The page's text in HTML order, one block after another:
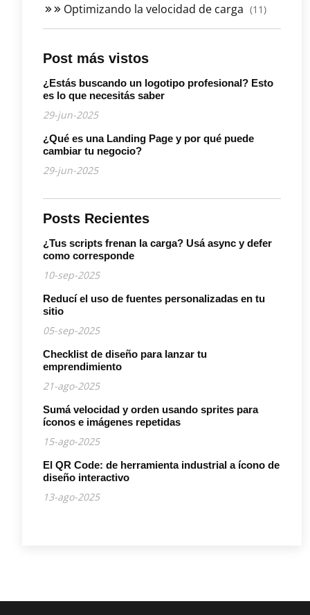
Optimizando la velocidad de carga (11)
Post más vistos
¿Estás buscando un logotipo profesional? Esto
es lo que necesitás saber
29-jun-2025
¿Qué es una Landing Page y por qué puede
cambiar tu negocio?
29-jun-2025
Posts Recientes
¿Tus scripts frenan la carga? Usá async y defer
como corresponde
10-sep-2025
Reducí el uso de fuentes personalizadas en tu
sitio
05-sep-2025
Checklist de diseño para lanzar tu
emprendimiento
21-ago-2025
Sumá velocidad y orden usando sprites para
íconos e imágenes repetidas
15-ago-2025
El QR Code: de herramienta industrial a ícono de
diseño interactivo
13-ago-2025